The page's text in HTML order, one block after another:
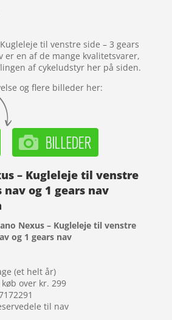
til venstre side – 3 gears
er en af de mange kvalitetsvarer,
af cykeludstyr her på siden.
og flere billeder her:
– Kugleleje til venstre
nav og 1 gears nav
Nexus – Kugleleje til venstre
og 1 gears nav
(et helt år)
over kr. 299
til nav